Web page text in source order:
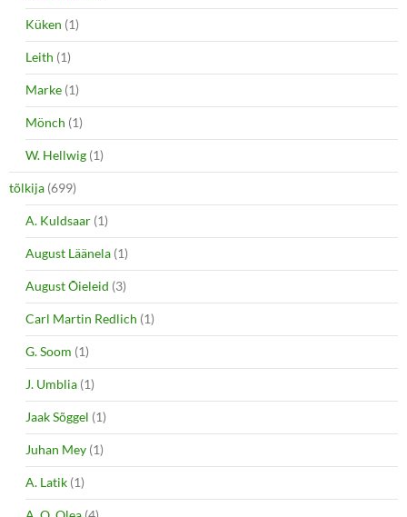
Küken (1)
Leith (1)
Marke (1)
Mönch (1)
W. Hellwig (1)
tõlkija (699)
A. Kuldsaar (1)
August Läänela (1)
August Õieleid (3)
Carl Martin Redlich (1)
G. Soom (1)
J. Umblia (1)
Jaak Sõggel (1)
Juhan Mey (1)
A. Latik (1)